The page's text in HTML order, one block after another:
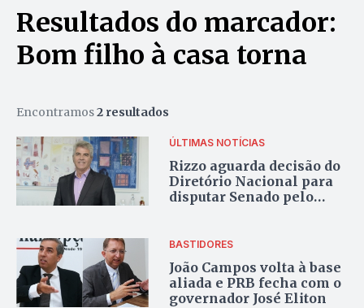
Resultados do marcador:
Bom filho à casa torna
Encontramos2 resultados
ÚLTIMAS NOTÍCIAS
Rizzo aguarda decisão do
Diretório Nacional para
disputar Senado pelo
BASTIDORES
João Campos volta à base
aliada e PRB fecha com o
governador José Eliton